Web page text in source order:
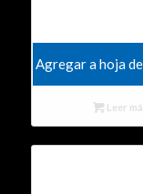
Agregar a hoja
Leer